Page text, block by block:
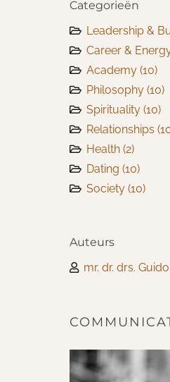
Categorieën
Leadership &
Career &
Academy (10)
Philosophy (10)
Spirituality (10)
Relationships
Health (2)
Dating (10)
Society (10)
Auteurs
mr. dr. drs.